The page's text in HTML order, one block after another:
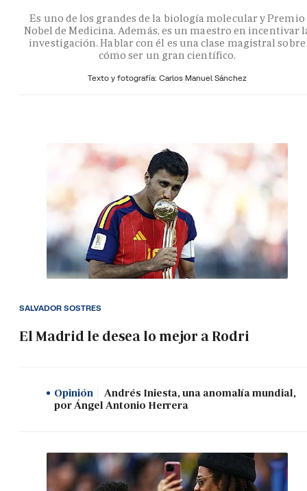
Es uno de los grandes de la biología molecular y Premio
Nobel de Medicina. Además, es un maestro en incentivar
investigación. Hablar con él es una clase magistral sobre
cómo ser un gran científico.
Texto y fotografía: Carlos Manuel Sánchez
El Madrid le desea lo mejor a Rodri
SALVADOR SOSTRES
Opinión
Andrés Iniesta, una anomalía mundial,
por Ángel Antonio Herrera